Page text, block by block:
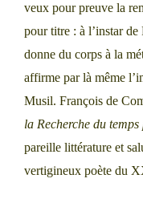
veux pour preuve la
pour titre : à l’instar de
donne du corps à la
affirme par là même
Musil. François de
la Recherche du temps
pareille littérature et
vertigineux poète du